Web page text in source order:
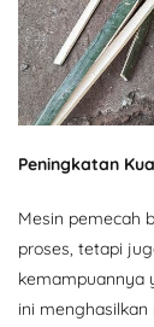
Peningkatan
Mesin pemecah
proses, tetapi
kemampuannya
ini